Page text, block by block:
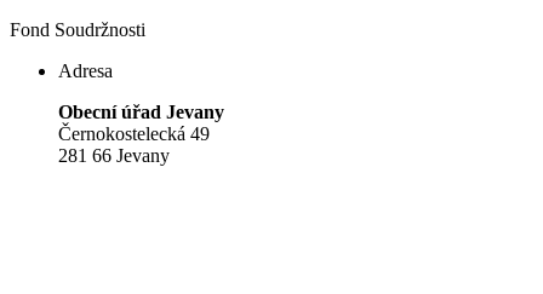
Fond Soudržnosti
Adresa
Obecní úřad Jevany
Černokostelecká 49
281 66 Jevany